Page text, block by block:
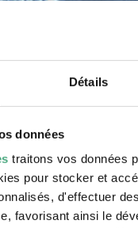
Détails
données
traitons vos données
pour stocker et
d'effectuer
favorisant ainsi le